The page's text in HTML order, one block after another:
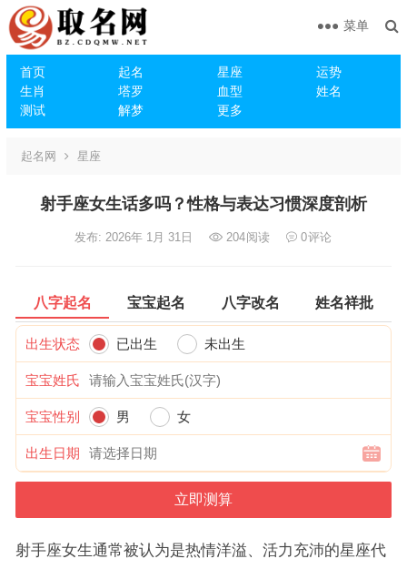
首页 起名 星座
运势
生肖
塔罗 血型
姓名
测试
解梦 更多
菜单
起名网 星座
射手座女生话多吗？性格与表达习惯深度剖析
发布: 2026年 1月 31日 204阅读 0评论
八字起名 宝宝起名 八字改名 姓名祥批
出生状态 已出生 未出生
宝宝姓氏
宝宝性别 男 女
出生日期
射手座女生通常被认为是热情洋溢、活力充沛的星座代